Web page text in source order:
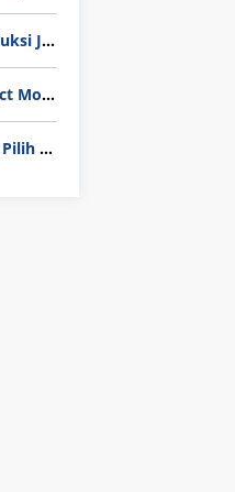
Rata-Rata Gaji Operator Produksi Jabodetabek 2025: Bedah Tuntas UMK, Lemburan, dan Realita Hidup Buruh
Gaji Karyawan Honda Prospect Motor Semua Divisi
Gaji Operator Produksi 2026: Pilih PT Astra Honda Motor (AHM) atau Manufaktur di Jepang?